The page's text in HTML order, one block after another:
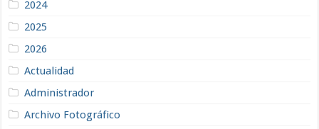
2024
2025
2026
Actualidad
Administrador
Archivo Fotográfico